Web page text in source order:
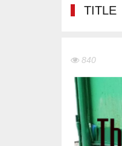
TITLE
840